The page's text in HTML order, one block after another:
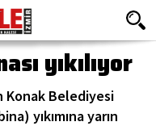
yıkılıyor
Konak Belediyesi
yıkımına yarın